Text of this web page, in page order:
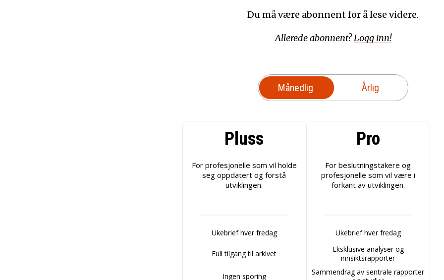
Du må være abonnent for å lese videre.
Allerede abonnent?Logg inn!
Månedlig Årlig
Pluss
For profesjonelle som vil holde
seg oppdatert og forstå
utviklingen.
Ukebrief hver fredag
Full tilgang til arkivet
Ingen sporing
Pro
For beslutningstakere og
profesjonelle som vil være i
forkant av utviklingen.
Ukebrief hver fredag
Eksklusive analyser og
innsiktsrapporter
Sammendrag av sentrale rapporter